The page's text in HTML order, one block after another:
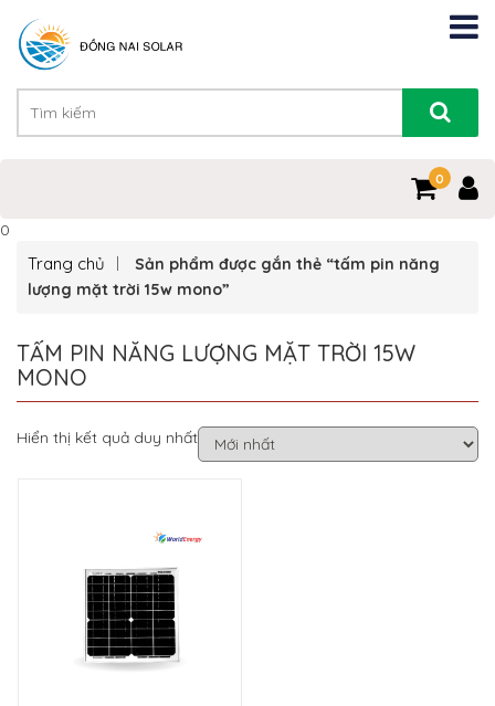
0
0
Trang chủ
Sản phẩm được gắn thẻ “tấm pin năng
lượng mặt trời 15w mono”
TẤM PIN NĂNG LƯỢNG MẶT TRỜI 15W
MONO
Hiển thị kết quả duy nhất